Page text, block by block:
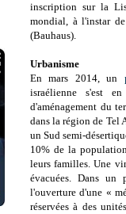
inscription sur la
mondial, à l'instar
(Bauhaus).
Urbanisme
En mars 2014, un
israélienne s'est
d'aménagement du
dans la région de Tel
un Sud semi-
10% de la
leurs familles. Une
évacuées. Dans un
l'ouverture d'une «
réservées à des